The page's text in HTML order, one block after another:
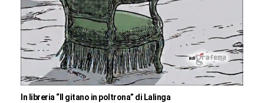
In libreria “Il gitano in poltrona” di Lalinga